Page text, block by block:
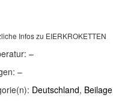
Infos zu EIERKROKETTEN
–
–
Deutschland, Beilage